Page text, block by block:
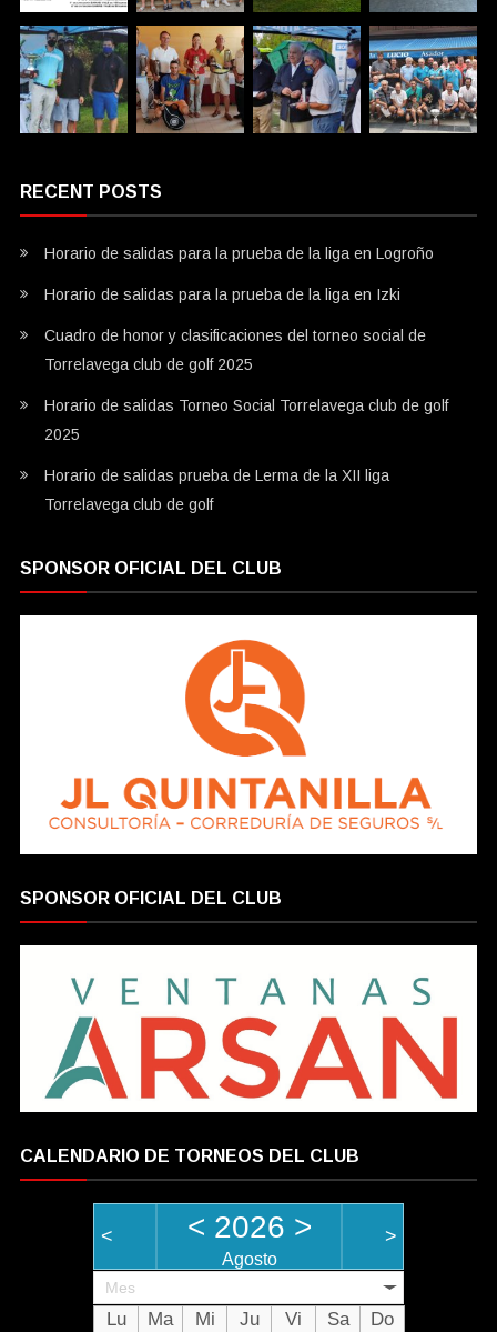
RECENT POSTS
Horario de salidas para la prueba de la liga en Logroño
Horario de salidas para la prueba de la liga en Izki
Cuadro de honor y clasificaciones del torneo social de
Torrelavega club de golf 2025
Horario de salidas Torneo Social Torrelavega club de golf
2025
Horario de salidas prueba de Lerma de la XII liga
Torrelavega club de golf
SPONSOR OFICIAL DEL CLUB
SPONSOR OFICIAL DEL CLUB
CALENDARIO DE TORNEOS DEL CLUB
< < 2026 >
Agosto
>
Mes
Lu Ma Mi Ju Vi Sa Do